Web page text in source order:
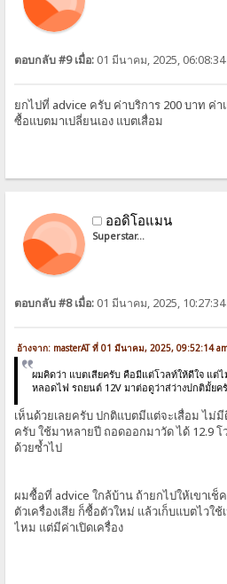
ตอบกลับ #9 เมื่อ: 01 มีนาคม, 2025,
ยกไปที่ advice ครับ ค่าบริการ 200 บาท ค่า
ซื้อแบตมาเปลี่ยนเอง แบตเสื่อม
ออดิโอแมน
Superstar...
ตอบกลับ #8 เมื่อ: 01 มีนาคม, 2025, 10:27:34
อ้างจาก: masterAT ที่ 01 มีนาคม, 2025, 09:52:14
ผมคิดว่า แบตเสียครับ คือมีแต่โวลท์ให้ดีใจ แต่ไ
หลอดไฟ รถยนต์ 12V มาต่อดูว่าส่ว่างปกติมั้ยค
เห็นด้วยเลยครับ ปกติแบตมีแต่จะเสื่อม ไม่
ครับ ใช้มาหลายปี ถอดออกมาวัด ได้ 12.9
ด้วยซ้ำไป
ผมซื้อที่ advice ใกล้บ้าน ถ้ายกไปให้เขาเช็
ตัวเครื่องเสีย ก็ซื้อตัวใหม่ แล้วเก็บแบตไวใ
ไหม แต่มีค่าเปิดเครื่อง